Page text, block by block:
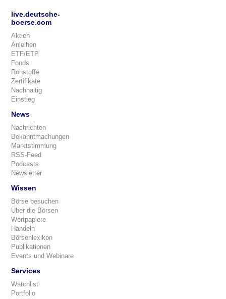
live.deutsche-
boerse.com
Aktien
Anleihen
ETF/ETP
Fonds
Rohstoffe
Zertifikate
Nachhaltig
Einstieg
News
Nachrichten
Bekanntmachungen
Marktstimmung
RSS-Feed
Podcasts
Newsletter
Wissen
Börse besuchen
Über die Börsen
Wertpapiere
Handeln
Börsenlexikon
Publikationen
Events und Webinare
Services
Watchlist
Portfolio